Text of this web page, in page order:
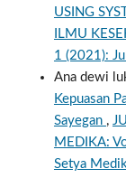
USING
ILMU
1 (2021):
Ana dewi
Kepuasan
Sayegan ,
MEDIKA:
Setya